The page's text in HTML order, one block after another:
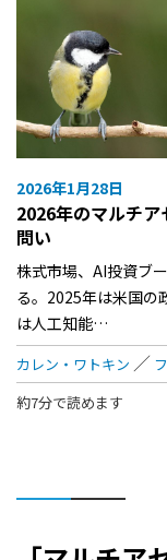
2026年1月28日
2026年のマルチ
問い
株式市場、AI投資ブ
る。2025年は米国の
は人工知能…
カレン・ワトキン
約7分で読めます